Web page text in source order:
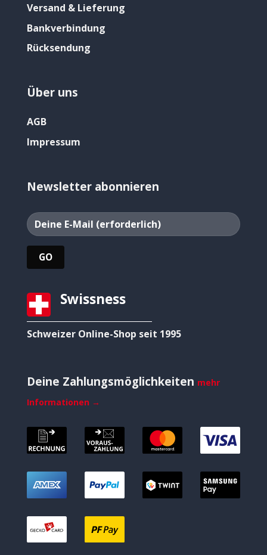
Versand & Lieferung
Bankverbindung
Rücksendung
Über uns
AGB
Impressum
Newsletter abonnieren
Swissness
Schweizer Online-Shop seit 1995
Deine Zahlungsmöglichkeiten mehr
Informationen →